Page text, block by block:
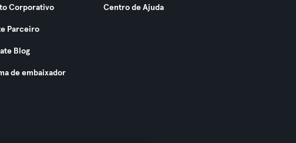
Corporativo
Parceiro
Blog
de embaixador
Centro de Ajuda